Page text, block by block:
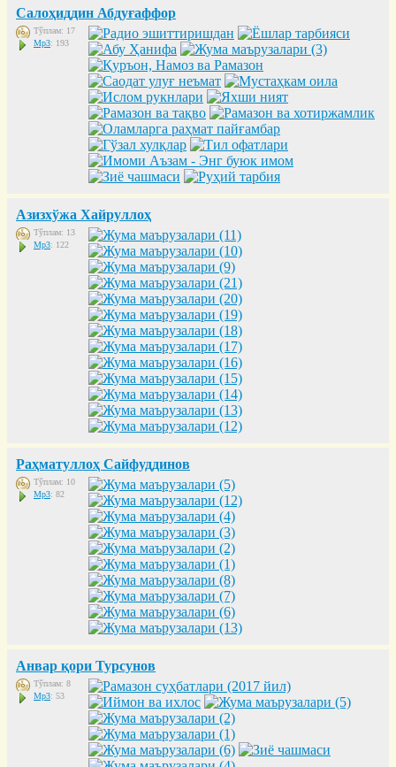
Салоҳиддин Абдуғаффор
Тўплам: 17
Mp3: 193
Азизхўжа Хайруллоҳ
Тўплам: 13
Mp3: 122
Раҳматуллоҳ Сайфуддинов
Тўплам: 10
Mp3: 82
Анвар қори Турсунов
Тўплам: 8
Mp3: 53